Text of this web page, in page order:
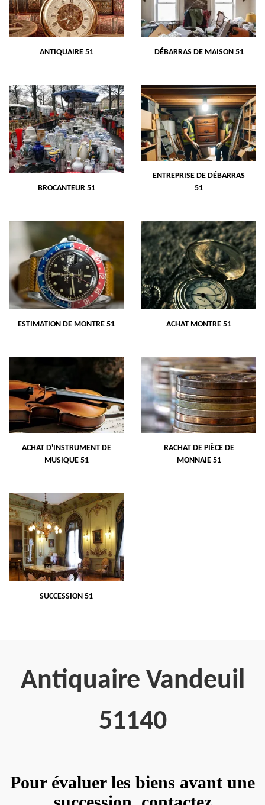
ANTIQUAIRE 51 DÉBARRAS DE MAISON 51
BROCANTEUR 51
ENTREPRISE DE DÉBARRAS
51
ESTIMATION DE MONTRE 51 ACHAT MONTRE 51
ACHAT D'INSTRUMENT DE
MUSIQUE 51
RACHAT DE PIÈCE DE
MONNAIE 51
SUCCESSION 51
Antiquaire Vandeuil
51140
Pour évaluer les biens avant une